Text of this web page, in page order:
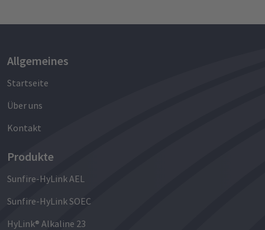
Allgemeines
Startseite
Über uns
Kontakt
Produkte
Sunfire-HyLink AEL
Sunfire-HyLink SOEC
HyLink® Alkaline 23